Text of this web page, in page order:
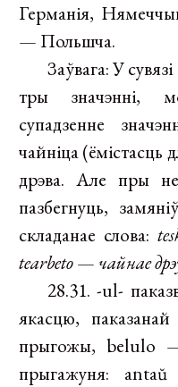
Германія,
— Польшча.
Заўвага: У
тры значэнні,
супадзенне
чайніца (ёмістасць
дрэва. Але пры
пазбегнуць,
складанае слова:
tearbeto—чайнае
28.31. -ul-
якасцю,
прыгожы, belulo
прыгажуня: